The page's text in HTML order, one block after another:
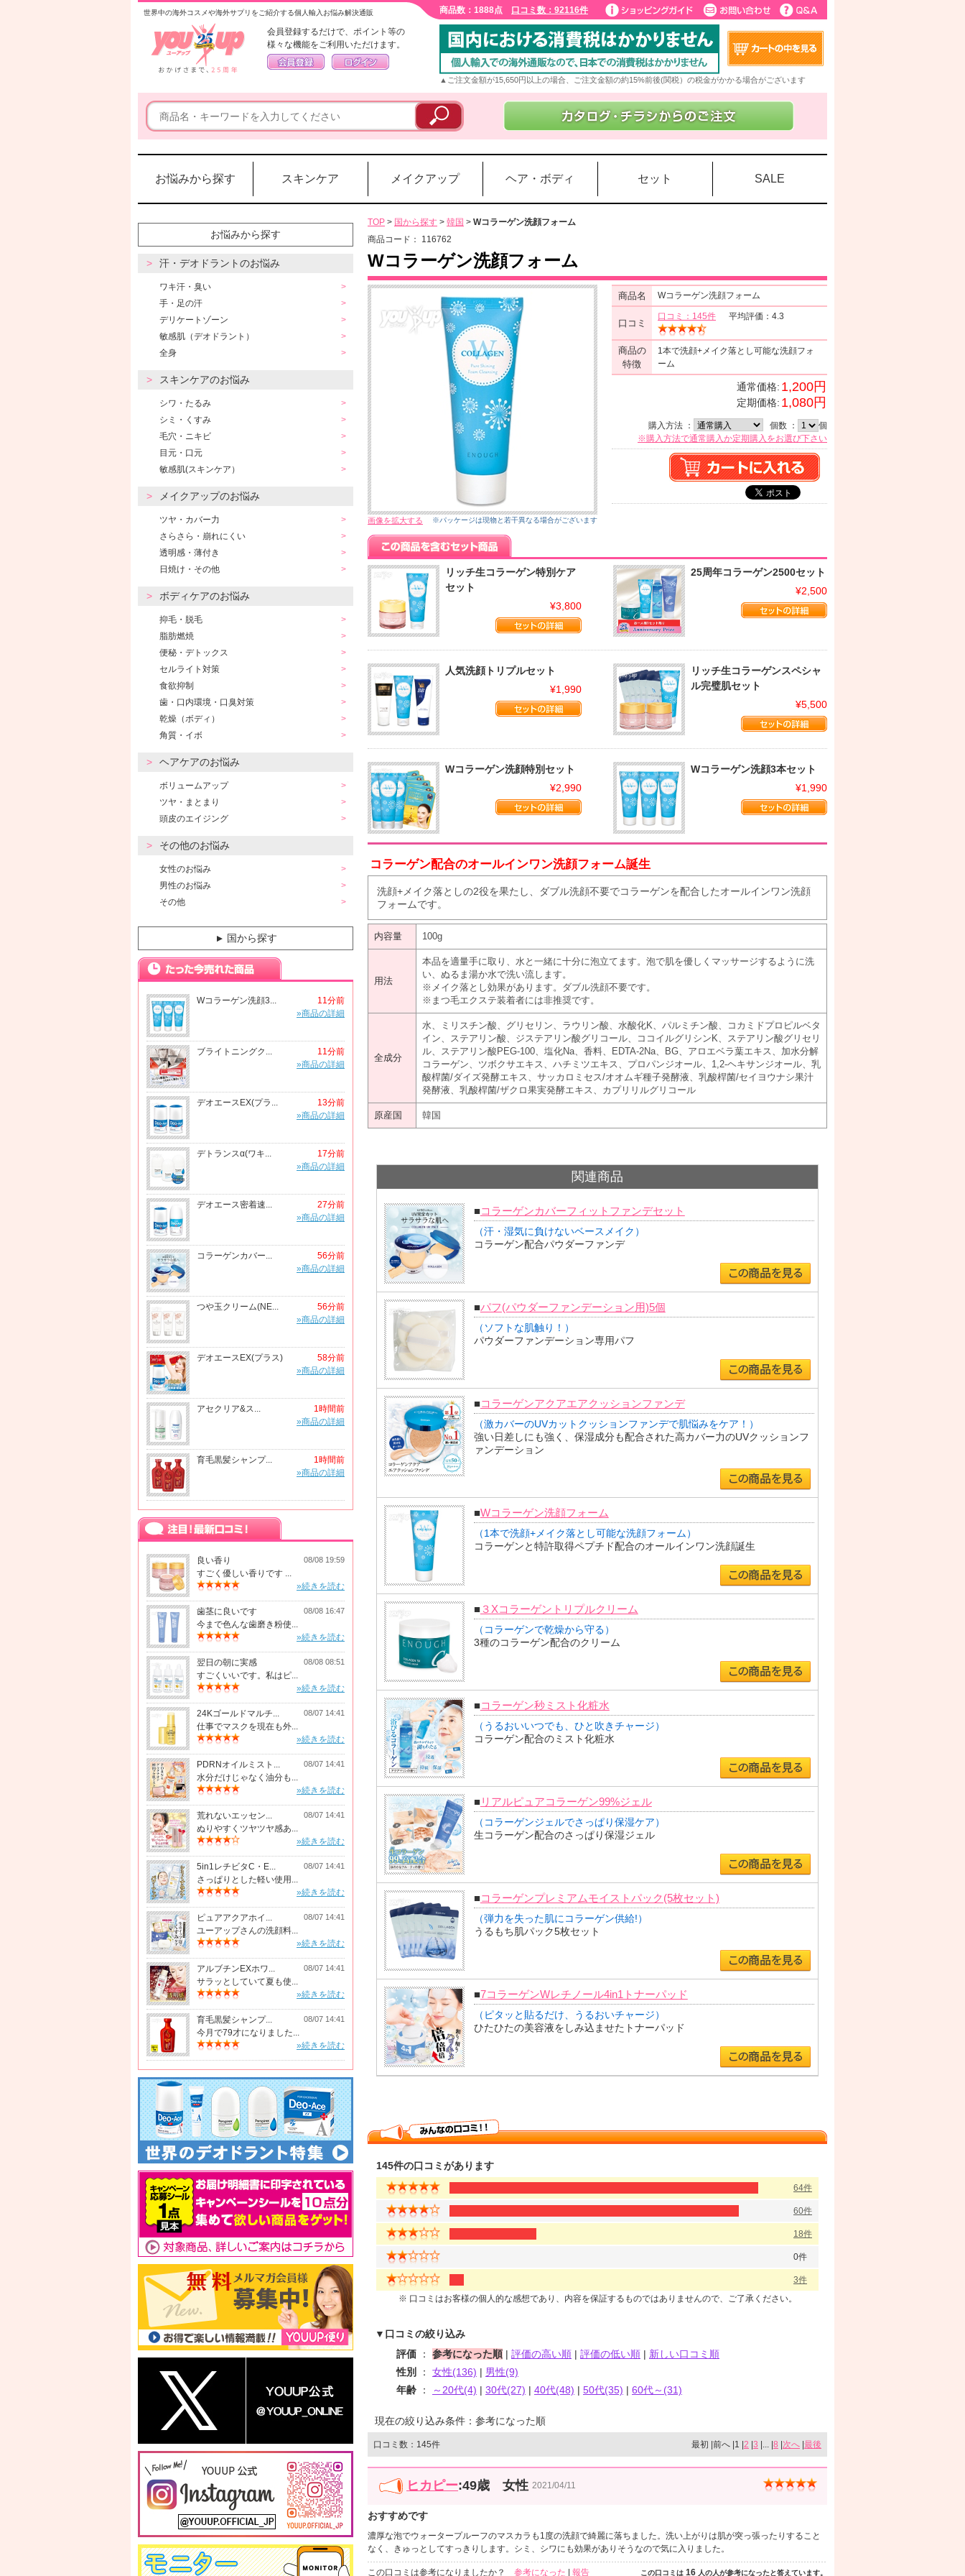
世界中の海外コスメや海外サプリをご紹介する個人輸入お悩み解決通販 商品数：1888点 口コミ数：92116件
会員登録するだけで、ポイント等の
様々な機能をご利用いただけます。
▲ご注文金額が15,650円以上の場合、ご注文金額の約15%前後(関税）の税金がかかる場合がございます
お悩みから探す スキンケア メイクアップ ヘア・ボディ セット SALE
お悩みから探す
汗・デオドラントのお悩み
ワキ汗・臭い
手・足の汗
デリケートゾーン
敏感肌（デオドラント）
全身
スキンケアのお悩み
シワ・たるみ
シミ・くすみ
毛穴・ニキビ
目元・口元
敏感肌(スキンケア）
メイクアップのお悩み
ツヤ・カバー力
さらさら・崩れにくい
透明感・薄付き
日焼け・その他
ボディケアのお悩み
抑毛・脱毛
脂肪燃焼
便秘・デトックス
セルライト対策
食欲抑制
歯・口内環境・口臭対策
乾燥（ボディ）
角質・イボ
ヘアケアのお悩み
ボリュームアップ
ツヤ・まとまり
頭皮のエイジング
その他のお悩み
女性のお悩み
男性のお悩み
その他
▼ 国から探す
Wコラーゲン洗顔3...
11分前
»商品の詳細
ブライトニングク...
11分前
»商品の詳細
デオエースEX(プラ...
13分前
»商品の詳細
デトランスα(ワキ...
17分前
»商品の詳細
デオエース密着速...
27分前
»商品の詳細
コラーゲンカバー...
56分前
»商品の詳細
つや玉クリーム(NE...
56分前
»商品の詳細
デオエースEX(プラス)
58分前
»商品の詳細
アセクリア&ス...
1時間前
»商品の詳細
育毛黒髪シャンプ...
1時間前
»商品の詳細
良い香り 08/08 19:59
すごく優しい香りです ...
»続きを読む
歯茎に良いです 08/08 16:47
今まで色んな歯磨き粉使...
»続きを読む
翌日の朝に実感 08/08 08:51
すごくいいです。私はピ...
»続きを読む
24Kゴールドマルチ... 08/07 14:41
仕事でマスクを現在も外...
»続きを読む
PDRNオイルミスト... 08/07 14:41
水分だけじゃなく油分も...
»続きを読む
荒れないエッセン... 08/07 14:41
ぬりやすくツヤツヤ感あ...
»続きを読む
5in1レチビタC・E... 08/07 14:41
さっぱりとした軽い使用...
»続きを読む
ピュアアクアホイ... 08/07 14:41
ユーアップさんの洗顔料...
»続きを読む
アルブチンEXホワ... 08/07 14:41
サラッとしていて夏も使...
»続きを読む
育毛黒髪シャンプ... 08/07 14:41
今月で79才になりました...
»続きを読む
TOP > 国から探す > 韓国 > Wコラーゲン洗顔フォーム
商品コード： 116762
Wコラーゲン洗顔フォーム
画像を拡大する ※パッケージは現物と若干異なる場合がございます
商品名 Wコラーゲン洗顔フォーム
口コミ
口コミ：145件 平均評価：4.3
商品の
特徴
1本で洗顔+メイク落とし可能な洗顔フォ
ーム
通常価格: 1,200円
定期価格: 1,080円
購入方法 ： 個数 ：
個
※購入方法で通常購入か定期購入をお選び下さい
リッチ生コラーゲン特別ケア
セット
¥3,800
25周年コラーゲン2500セット
¥2,500
人気洗顔トリプルセット
¥1,990
リッチ生コラーゲンスペシャ
ル完璧肌セット
¥5,500
Wコラーゲン洗顔特別セット
¥2,990
Wコラーゲン洗顔3本セット
¥1,990
コラーゲン配合のオールインワン洗顔フォーム誕生
洗顔+メイク落としの2役を果たし、ダブル洗顔不要でコラーゲンを配合したオールインワン洗顔
フォームです。
内容量 100g
用法
本品を適量手に取り、水と一緒に十分に泡立てます。泡で肌を優しくマッサージするように洗
い、ぬるま湯か水で洗い流します。
※メイク落とし効果があります。ダブル洗顔不要です。
※まつ毛エクステ装着者には非推奨です。
全成分
水、ミリスチン酸、グリセリン、ラウリン酸、水酸化K、パルミチン酸、コカミドプロピルベタ
イン、ステアリン酸、ジステアリン酸グリコール、ココイルグリシンK、ステアリン酸グリセリ
ル、ステアリン酸PEG-100、塩化Na、香料、EDTA-2Na、BG、アロエベラ葉エキス、加水分解
コラーゲン、ツボクサエキス、ハチミツエキス、プロパンジオール、1,2-ヘキサンジオール、乳
酸桿菌/ダイズ発酵エキス、サッカロミセス/オオムギ種子発酵液、乳酸桿菌/セイヨウナシ果汁
発酵液、乳酸桿菌/ザクロ果実発酵エキス、カプリリルグリコール
原産国 韓国
関連商品
■コラーゲンカバーフィットファンデセット
（汗・湿気に負けないベースメイク）
コラーゲン配合パウダーファンデ
■パフ(パウダーファンデーション用)5個
（ソフトな肌触り！）
パウダーファンデーション専用パフ
■コラーゲンアクアエアクッションファンデ
（激カバーのUVカットクッションファンデで肌悩みをケア！）
強い日差しにも強く、保湿成分も配合された高カバー力のUVクッションフ
ァンデーション
■Wコラーゲン洗顔フォーム
（1本で洗顔+メイク落とし可能な洗顔フォーム）
コラーゲンと特許取得ペプチド配合のオールインワン洗顔誕生
■３Xコラーゲントリプルクリーム
（コラーゲンで乾燥から守る）
3種のコラーゲン配合のクリーム
■コラーゲン秒ミスト化粧水
（うるおいいつでも、ひと吹きチャージ）
コラーゲン配合のミスト化粧水
■リアルピュアコラーゲン99%ジェル
（コラーゲンジェルでさっぱり保湿ケア）
生コラーゲン配合のさっぱり保湿ジェル
■コラーゲンプレミアムモイストパック(5枚セット)
（弾力を失った肌にコラーゲン供給!）
うるもち肌パック5枚セット
■7コラーゲンWレチノール4in1トナーパッド
（ピタッと貼るだけ、うるおいチャージ）
ひたひたの美容液をしみ込ませたトナーパッド
145件の口コミがあります
64件
60件
18件
0件
3件
※ 口コミはお客様の個人的な感想であり、内容を保証するものではありませんので、ご了承ください。
▼口コミの絞り込み
評価 ： 参考になった順 | 評価の高い順 | 評価の低い順 | 新しい口コミ順
性別
： 女性(136) | 男性(9)
年齢 ： ～20代(4) | 30代(27) | 40代(48) | 50代(35) | 60代～(31)
現在の絞り込み条件：参考になった順
口コミ数：145件 最初 |前へ |1 | 2 3 |... | 8 次へ 最後
ヒカピー:49歳 女性 2021/04/11
おすすめです
濃厚な泡でウォータープルーフのマスカラも1度の洗顔で綺麗に落ちました。洗い上がりは肌が突っ張ったりすること
なく、きゅっとしてすっきりします。シミ、シワにも効果がありそうなので気に入りました。
この口コミは 16 人の人が参考になったと答えています。
この口コミは参考になりましたか？ 参考になった 報告